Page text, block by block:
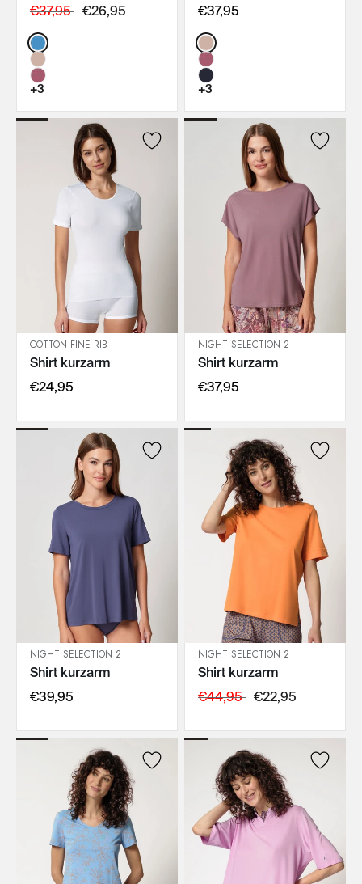
€37,95 €26,95
Color:
+3
€37,95
Color:
+3
IN DEN WARENKORB
COTTON FINE RIB
Shirt kurzarm
€24,95
IN DEN WARENKORB
NIGHT SELECTION 2
Shirt kurzarm
€37,95
IN DEN WARENKORB
NIGHT SELECTION 2
Shirt kurzarm
€39,95
IN DEN WARENKORB
NIGHT SELECTION 2
Shirt kurzarm
€44,95 €22,95